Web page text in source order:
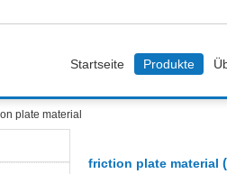
Startseite Produkte
plate material
friction plate material